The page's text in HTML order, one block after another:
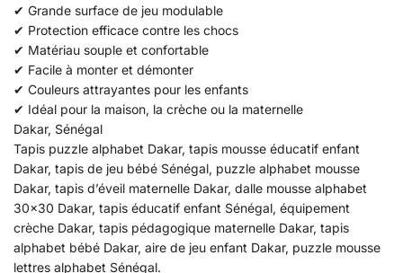
✔ Grande surface de jeu modulable
✔ Protection efficace contre les chocs
✔ Matériau souple et confortable
✔ Facile à monter et démonter
✔ Couleurs attrayantes pour les enfants
✔ Idéal pour la maison, la crèche ou la maternelle
Dakar, Sénégal
Tapis puzzle alphabet Dakar, tapis mousse éducatif enfant
Dakar, tapis de jeu bébé Sénégal, puzzle alphabet mousse
Dakar, tapis d’éveil maternelle Dakar, dalle mousse alphabet
30×30 Dakar, tapis éducatif enfant Sénégal, équipement
crèche Dakar, tapis pédagogique maternelle Dakar, tapis
alphabet bébé Dakar, aire de jeu enfant Dakar, puzzle mousse
lettres alphabet Sénégal.